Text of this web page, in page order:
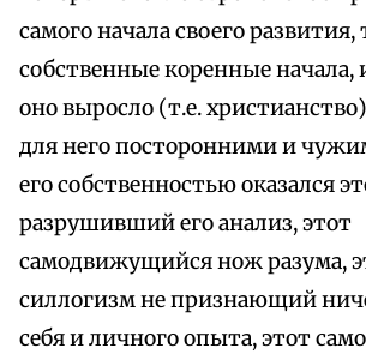
самого начала своего развития,
собственные коренные начала,
оно выросло (т.е.
для него посторонними и
его собственностью оказался
разрушивший его анализ, этот
самодвижущийся нож разума,
силлогизм не признающий
себя и личного опыта, этот